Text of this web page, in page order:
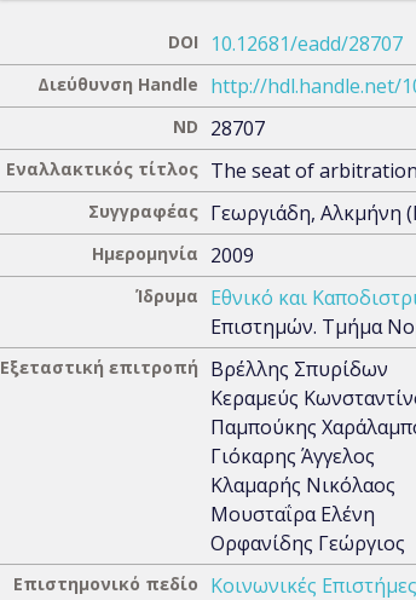
DOI 10.12681/eadd/28707
Διεύθυνση Handle http://hdl.handle.net/
ND 28707
Εναλλακτικός τίτλος The seat of arbitration
Συγγραφέας Γεωργιάδη, Αλκμήνη
Ημερομηνία 2009
Ίδρυμα Εθνικό και
Επιστημών. Τμήμα
Εξεταστική επιτροπή
Βρέλλης Σπυρίδων
Κεραμεύς
Παμπούκης
Γιόκαρης Άγγελος
Κλαμαρής Νικόλαος
Μουσταΐρα Ελένη
Ορφανίδης Γεώργιος
Επιστημονικό πεδίο
Κοινωνικές Επιστήμες